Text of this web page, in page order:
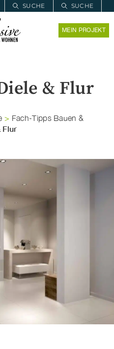
SUCHE
SUCHE
MEIN PROJEKT
& Flur
> Fach-Tipps Bauen &
Flur